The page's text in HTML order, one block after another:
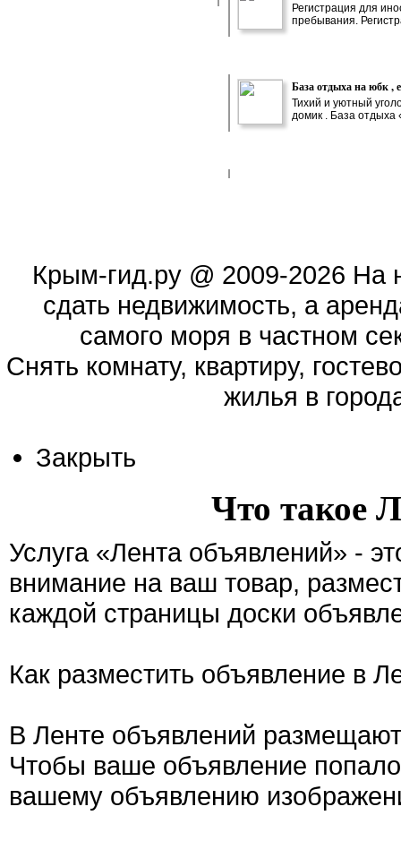
Регистрация для
пребывания.
База отдыха на юбк ,
Тихий и уютный
домик . База отдыха
Крым-гид.ру@ 2009-2026 На
сдать недвижимость, а
самого моря в частном
Cнять комнату, квартиру,
жилья в
Закрыть
Что такое
Услуга «Лента объявлений» -
внимание на ваш товар,
каждой страницы доски
Как разместить объявление в
В Ленте объявлений
Чтобы ваше объявление
вашему объявлению